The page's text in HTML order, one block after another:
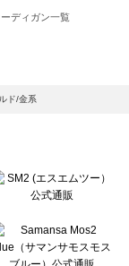
ディガン一覧
）のカーディガン一覧
ガン一覧
ド/金系